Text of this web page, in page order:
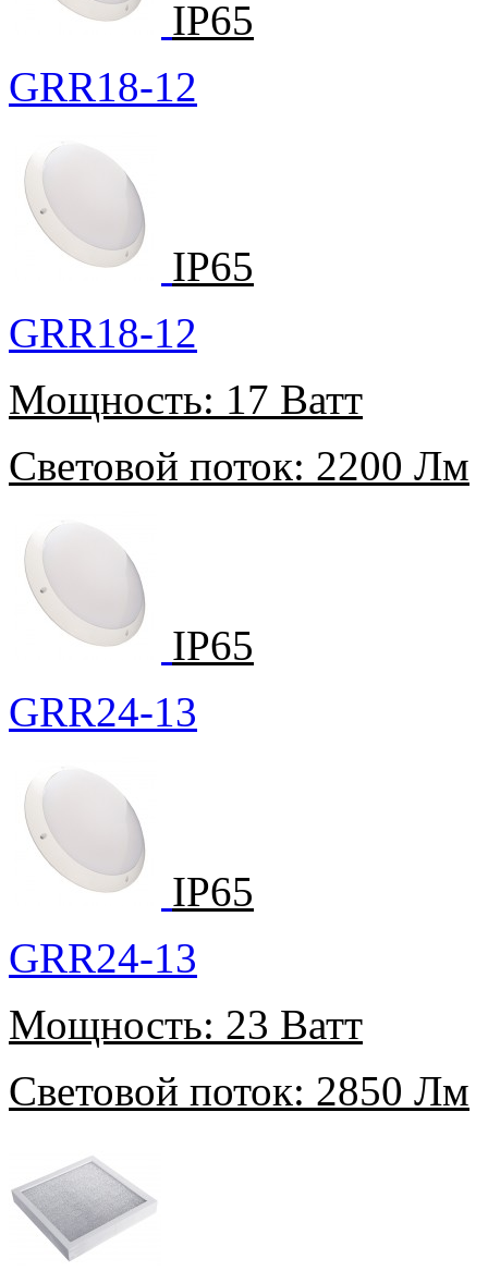
IP65
GRR18-12
IP65
GRR18-12
Мощность: 17 Ватт
Световой поток: 2200 Лм
IP65
GRR24-13
IP65
GRR24-13
Мощность: 23 Ватт
Световой поток: 2850 Лм